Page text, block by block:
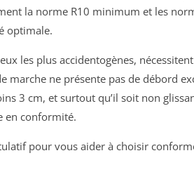
la norme R10 minimum et les
optimale.
les plus accidentogènes,
marche ne présente pas de débord
3 cm, et surtout qu’il soit non
en conformité.
pour vous aider à choisir